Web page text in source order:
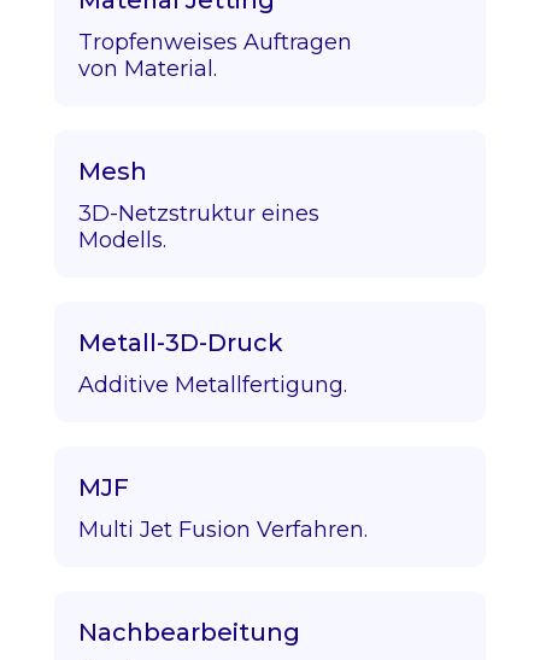
Tropfenweises Auftragen
von Material.
Mesh
3D-Netzstruktur eines
Modells.
Metall-3D-Druck
Additive Metallfertigung.
MJF
Multi Jet Fusion Verfahren.
Nachbearbeitung